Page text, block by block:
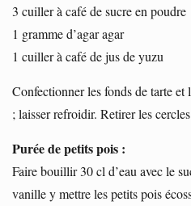
3 cuiller à café de sucre en poudre
1 gramme d’agar agar
1 cuiller à café de jus de yuzu
Confectionner les fonds de tarte et
; laisser refroidir. Retirer les
Purée de petits pois :
Faire bouillir 30 cl d’eau avec le
vanille y mettre les petits pois